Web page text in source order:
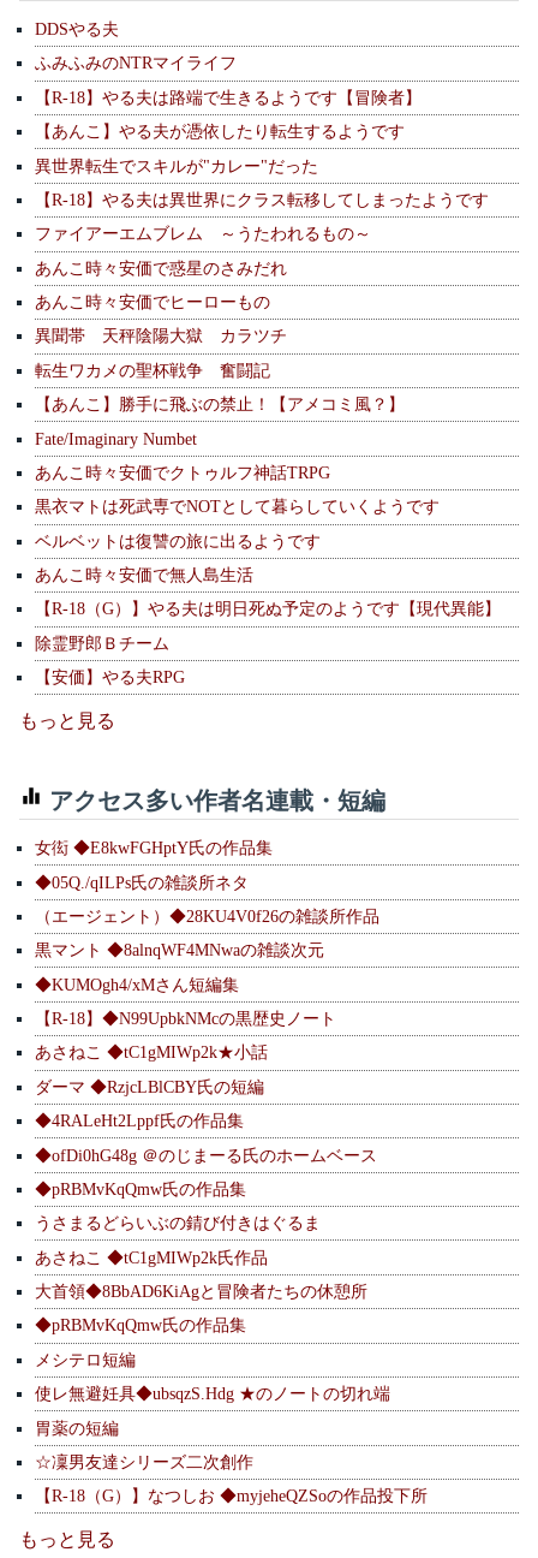
DDSやる夫
ふみふみのNTRマイライフ
【R-18】やる夫は路端で生きるようです【冒険者】
【あんこ】やる夫が憑依したり転生するようです
異世界転生でスキルが"カレー"だった
【R-18】やる夫は異世界にクラス転移してしまったようです
ファイアーエムブレム ～うたわれるもの～
あんこ時々安価で惑星のさみだれ
あんこ時々安価でヒーローもの
異聞帯 天秤陰陽大獄 カラツチ
転生ワカメの聖杯戦争 奮闘記
【あんこ】勝手に飛ぶの禁止！【アメコミ風？】
Fate/Imaginary Numbet
あんこ時々安価でクトゥルフ神話TRPG
黒衣マトは死武専でNOTとして暮らしていくようです
ベルベットは復讐の旅に出るようです
あんこ時々安価で無人島生活
【R-18（G）】やる夫は明日死ぬ予定のようです【現代異能】
除霊野郎Ｂチーム
【安価】やる夫RPG
もっと見る
アクセス多い作者名連載・短編
女衒 ◆E8kwFGHptY氏の作品集
◆05Q./qILPs氏の雑談所ネタ
（エージェント）◆28KU4V0f26の雑談所作品
黒マント ◆8alnqWF4MNwaの雑談次元
◆KUMOgh4/xMさん短編集
【R-18】◆N99UpbkNMcの黒歴史ノート
あさねこ ◆tC1gMIWp2k★小話
ダーマ ◆RzjcLBlCBY氏の短編
◆4RALeHt2Lppf氏の作品集
◆ofDi0hG48g ＠のじまーる氏のホームベース
◆pRBMvKqQmw氏の作品集
うさまるどらいぶの錆び付きはぐるま
あさねこ ◆tC1gMIWp2k氏作品
大首領◆8BbAD6KiAgと冒険者たちの休憩所
◆pRBMvKqQmw氏の作品集
メシテロ短編
使レ無避妊具◆ubsqzS.Hdg ★のノートの切れ端
胃薬の短編
☆凜男友達シリーズ二次創作
【R-18（G）】なつしお ◆myjeheQZSoの作品投下所
もっと見る